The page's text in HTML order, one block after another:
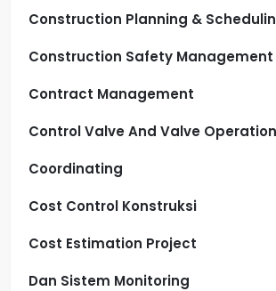
Construction Planning &
Construction Safety Management
Contract Management
Control Valve And Valve
Coordinating
Cost Control Konstruksi
Cost Estimation Project
Dan Sistem Monitoring